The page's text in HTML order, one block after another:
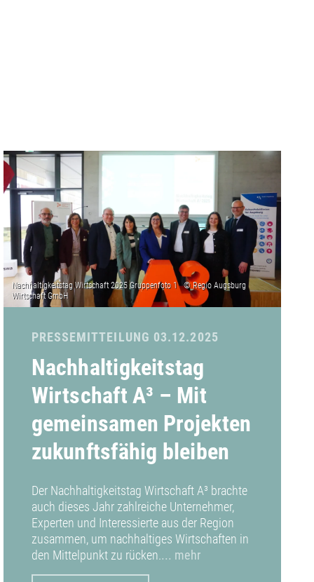
PRESSEMITTEILUNG 03.12.2025
Nachhaltigkeitstag
Wirtschaft A³ – Mit
gemeinsamen Projekten
zukunftsfähig bleiben
Der Nachhaltigkeitstag Wirtschaft A³ brachte
auch dieses Jahr zahlreiche Unternehmer,
Experten und Interessierte aus der Region
zusammen, um nachhaltiges Wirtschaften in
den Mittelpunkt zu rücken.... mehr